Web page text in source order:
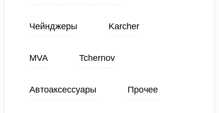
Чейнджеры Karcher
MVA Tchernov
Автоаксессуары Прочее